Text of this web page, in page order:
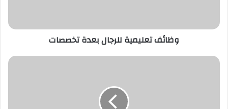
وظائف تعليمية للرجال بعدة تخصصات
ألف